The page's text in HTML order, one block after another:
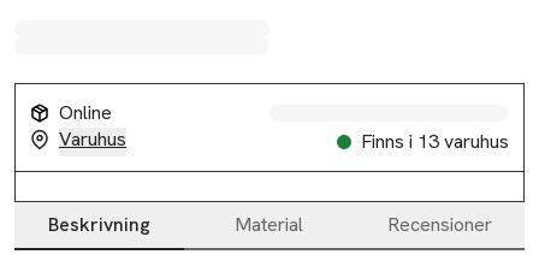
Online
Varuhus
Finns i 13 varuhus
Beskrivning Material Recensioner